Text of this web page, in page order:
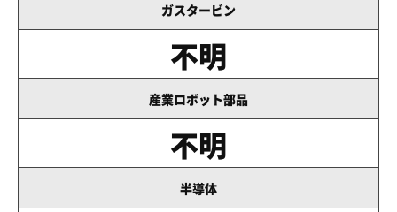
ガスタービン
不明
産業ロボット部品
不明
半導体